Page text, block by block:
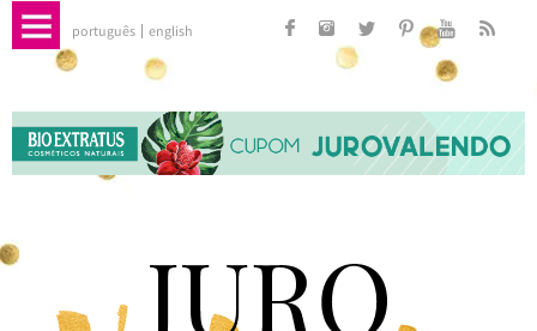
português english